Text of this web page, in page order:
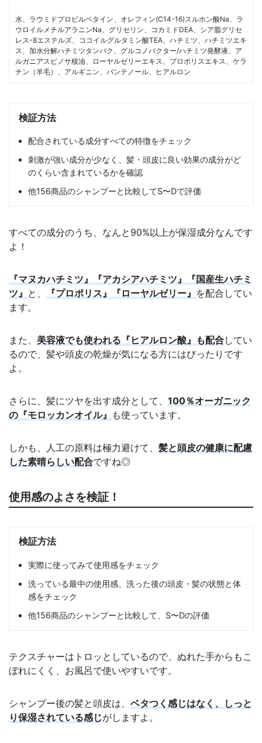
水、ラウミドプロピルベタイン、オレフィン(C14-16)スルホン酸Na、ラ
ウロイルメチルアラニンNa、グリセリン、コカミドDEA、シア脂グリセ
レス-8エステルズ、ココイルグルタミン酸TEA、ハチミツ、ハチミツエキ
ス、加水分解ハチミツタンパク、グルコノバクター/ハチミツ発酵液、ア
ルガニアスピノサ核油、ローヤルゼリーエキス、プロポリスエキス、ケラ
チン（羊毛）、アルギニン、パンテノール、ヒアルロン
検証方法
配合されている成分すべての特徴をチェック
刺激が強い成分が少なく、髪・頭皮に良い効果の成分がど
のくらい含まれているかを確認
他156商品のシャンプーと比較してS〜Dで評価
すべての成分のうち、なんと90%以上が保湿成分なんです
よ！
『マヌカハチミツ』『アカシアハチミツ』『国産生ハチミ
ツ』 と、 『プロポリス』『ローヤルゼリー』 を配合してい
ます。
また、 美容液でも使われる『ヒアルロン酸』も配合してい
るので、髪や頭皮の乾燥が気になる方にはぴったりです
よ。
さらに、髪にツヤを出す成分として、 100％オーガニック
の『モロッカンオイル』 も使っています。
しかも、人工の原料は極力避けて、 髪と頭皮の健康に配慮
した素晴らしい配合ですね◎
使用感のよさを検証！
検証方法
実際に使ってみて使用感をチェック
洗っている最中の使用感、洗った後の頭皮・髪の状態と体
感をチェック
他156商品のシャンプーと比較して、S〜Dの評価
テクスチャーはトロッとしているので、ぬれた手からもこ
ぼれにくく、お風呂で使いやすいです。
シャンプー後の髪と頭皮は、 ベタつく感じはなく、しっと
り保湿されている感じがしますよ。